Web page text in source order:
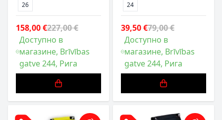
26
158,00 €227,00 €
Доступно в
магазине, Brīvības
gatve 244, Рига
24
39,50 €79,00 €
Доступно в
магазине, Brīvības
gatve 244, Рига